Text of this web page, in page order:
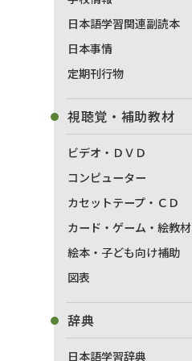
日本語学習関連副読本
日本事情
定期刊行物
視聴覚・補助教材
ビデオ・ＤＶＤ
コンピューター
カセットテープ・ＣＤ
カード・ゲーム・絵教材
絵本・子ども向け補助
図表
辞典
日本語学習辞典